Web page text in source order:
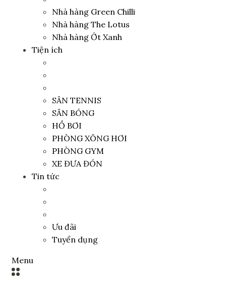
Nhà hàng Green Chilli
Nhà hàng The Lotus
Nhà hàng Ớt Xanh
Tiện ích
SÂN TENNIS
SÂN BÓNG
HỒ BƠI
PHÒNG XÔNG HƠI
PHÒNG GYM
XE ĐƯA ĐÓN
Tin tức
Ưu đãi
Tuyển dụng
Menu